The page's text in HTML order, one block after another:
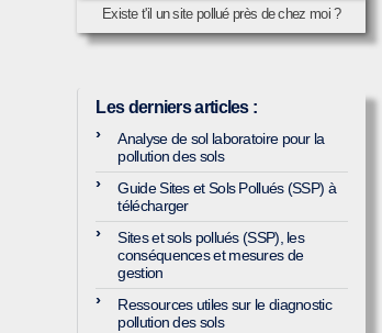
Existe t'il un site pollué près de chez moi ?
Les derniers articles :
Analyse de sol laboratoire pour la
pollution des sols
Guide Sites et Sols Pollués (SSP) à
télécharger
Sites et sols pollués (SSP), les
conséquences et mesures de
gestion
Ressources utiles sur le diagnostic
pollution des sols